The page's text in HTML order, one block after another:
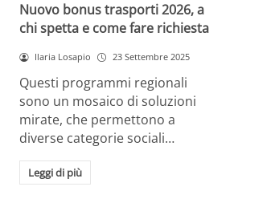
Nuovo bonus trasporti 2026, a
chi spetta e come fare richiesta
Ilaria Losapio 23 Settembre 2025
Questi programmi regionali
sono un mosaico di soluzioni
mirate, che permettono a
diverse categorie sociali…
Leggi di più